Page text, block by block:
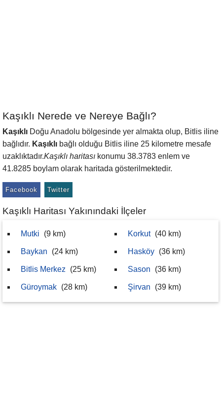
Kaşıklı Nerede ve Nereye Bağlı?
Kaşıklı Doğu Anadolu bölgesinde yer almakta olup, Bitlis iline
bağlıdır. Kaşıklı bağlı olduğu Bitlis iline 25 kilometre mesafe
uzaklıktadır.Kaşıklı haritası konumu 38.3783 enlem ve
41.8285 boylam olarak haritada gösterilmektedir.
Facebook Twitter
Kaşıklı Haritası Yakınındaki İlçeler
Mutki (9 km)
Baykan (24 km)
Bitlis Merkez (25 km)
Güroymak (28 km)
Korkut (40 km)
Hasköy (36 km)
Sason (36 km)
Şirvan (39 km)